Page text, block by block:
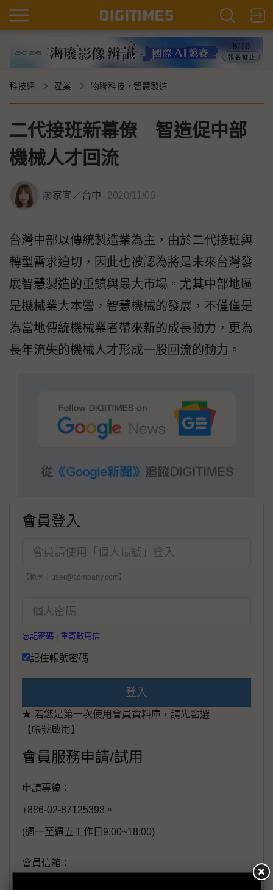
科技網 產業 物聯科技．智慧製造
二代接班新幕僚 智造促中部
機械人才回流
廖家宜／台中 2020/11/06
台灣中部以傳統製造業為主，由於二代接班與
轉型需求迫切，因此也被認為將是未來台灣發
展智慧製造的重鎮與最大市場。尤其中部地區
是機械業大本營，智慧機械的發展，不僅僅是
為當地傳統機械業者帶來新的成長動力，更為
長年流失的機械人才形成一股回流的動力。
會員登入
【範例：user@company.com】
忘記密碼 重寄啟用信
記住帳號密碼
登入
★ 若您是第一次使用會員資料庫，請先點選
【帳號啟用】
會員服務申請/試用
申請專線：
+886-02-87125398。
(週一至週五工作日9:00~18:00)
會員信箱：